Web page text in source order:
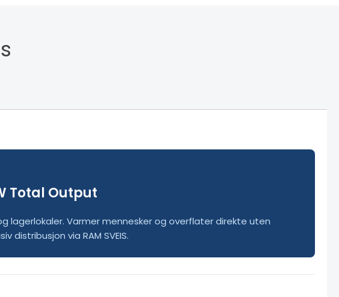
Total Output
lagerlokaler. Varmer mennesker og overflater direkte uten
via RAM SVEIS.